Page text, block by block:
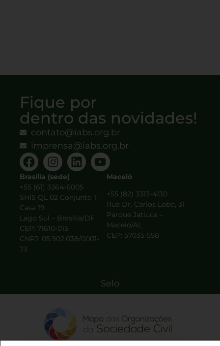
Fique por
dentro das novidades!
contato@iabs.org.br
imprensa@iabs.org.br
Brasília (sede)
+55 (61) 3364-6005
SHIS QL 02 Conjunto 1,
Casa 19
Lago Sul – Brasília/DF
CEP: 71610-015
CNPJ: 05.902.038/0001-
73
Maceió
+55 (82) 3313-4130
Rua Dr. Carlos Lobo, 31
Parque Jatiuca –
Maceió/AL
CEP: 57035-550
Selo